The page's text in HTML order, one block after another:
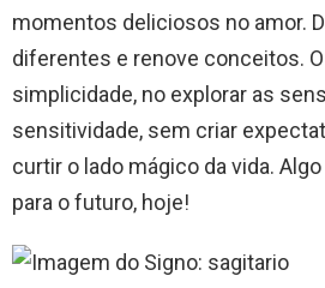
momentos deliciosos no amor.
diferentes e renove conceitos.
simplicidade, no explorar as
sensitividade, sem criar
curtir o lado mágico da vida.
para o futuro, hoje!